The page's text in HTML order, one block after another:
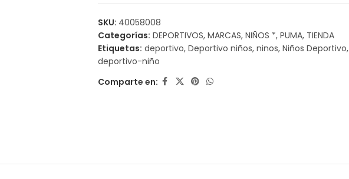
SKU: 40058008
Categorías: DEPORTIVOS, MARCAS, NIÑOS *, PUMA, TIENDA
Etiquetas: deportivo, Deportivo niños, ninos, Niños Deportivo,
deportivo-niño
Comparte en: